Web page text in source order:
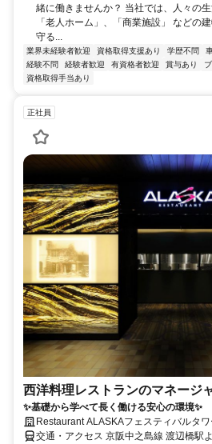
緒に働きませんか？ 当社では、人々の
「老人ホーム」、「商業施設」 などの
守る...
業界未経験者歓迎 資格取得支援あり 学歴不問
経験不問
経験者歓迎 有資格者歓迎 賞与あり
資格取得手当あり
正社員
西洋料理レストランのマネージ
✨基礎から学べて長く働ける安心の環境✨
Restaurant ALASKAフェスティバルタワ
交通・アクセス 京阪中之島線 渡辺橋駅